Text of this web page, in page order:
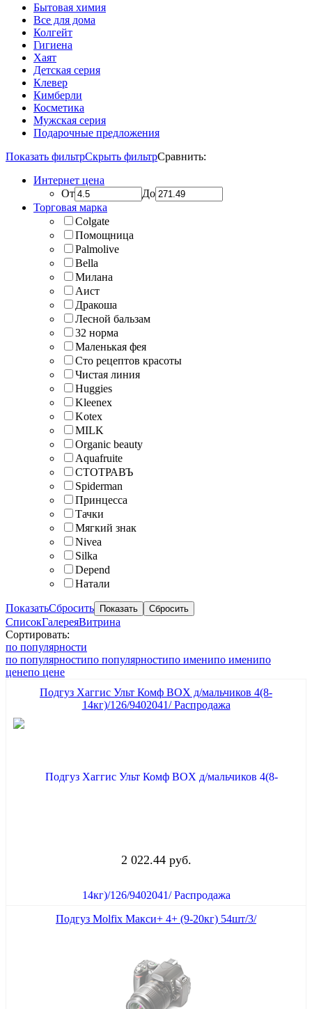
Бытовая химия
Все для дома
Колгейт
Гигиена
Хаят
Детская серия
Клевер
Кимберли
Косметика
Мужская серия
Подарочные предложения
Показать фильтрСкрыть фильтрСравнить:
Интернет цена
От
До
Торговая марка
Colgate
Помощница
Palmolive
Bella
Милана
Аист
Дракоша
Лесной бальзам
32 норма
Маленькая фея
Сто рецептов красоты
Чистая линия
Huggies
Kleenex
Kotex
MILK
Organic beauty
Aquafruite
СТОТРАВЪ
Spiderman
Принцесса
Тачки
Мягкий знак
Nivea
Silka
Depend
Натали
ПоказатьСбросить
СписокГалереяВитрина
Сортировать:
по популярности
по популярностипо популярностипо именипо именипо
ценепо цене
Подгуз Хаггис Ульт Комф BOX д/мальчиков 4(8-
14кг)/126/9402041/ Распродажа
2 022.44 руб.
Подгуз Molfix Макси+ 4+ (9-20кг) 54шт/3/